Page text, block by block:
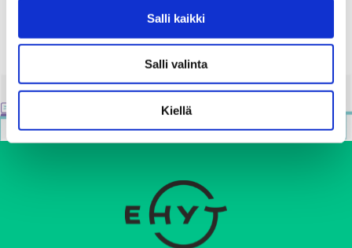
Salli kaikki
Salli valinta
Kiellä
31.03.2026